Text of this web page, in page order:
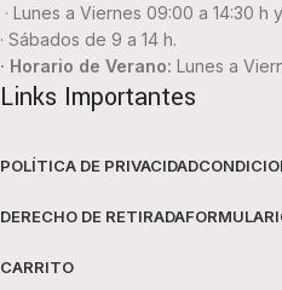
· Lunes a Viernes 09:00 a 14:30 h
· Sábados de 9 a 14 h.
· Horario de Verano: Lunes a
Links Importantes
POLÍTICA DE PRIVACIDAD
DERECHO DE RETIRADA
CARRITO